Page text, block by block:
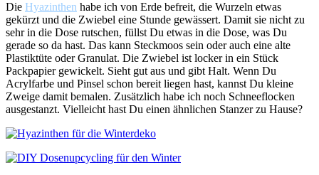
Die Hyazinthen habe ich von Erde befreit, die Wurzeln etwas
gekürzt und die Zwiebel eine Stunde gewässert. Damit sie nicht zu
sehr in die Dose rutschen, füllst Du etwas in die Dose, was Du
gerade so da hast. Das kann Steckmoos sein oder auch eine alte
Plastiktüte oder Granulat. Die Zwiebel ist locker in ein Stück
Packpapier gewickelt. Sieht gut aus und gibt Halt. Wenn Du
Acrylfarbe und Pinsel schon bereit liegen hast, kannst Du kleine
Zweige damit bemalen. Zusätzlich habe ich noch Schneeflocken
ausgestanzt. Vielleicht hast Du einen ähnlichen Stanzer zu Hause?